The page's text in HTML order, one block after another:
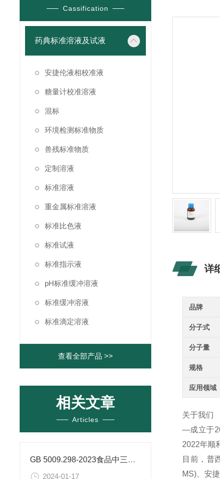
Cassification
药典标准溶液及试液
安捷伦液相校准液
糖量计校准溶液
混标
环境检测标准物质
兽残标准物质
定制溶液
标准溶液
重金属标准溶液
标准比色液
标准试液
标准指示液
pH标准缓冲溶液
标准缓冲溶液
标准滴定溶液
查看全部产品 >>
相关文章
Articles
GB 5009.298-2023食品中三氯蔗糖（蔗糖素）的测定
2024-01-17
详
品牌
分子式
分子量
规格
应用领域
关于我们
—成立于
2022年顺
目前，普
MS)、安